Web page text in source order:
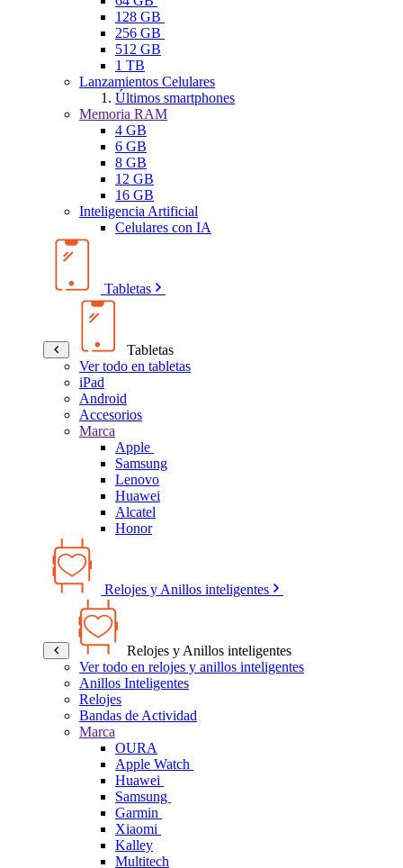
128 GB
256 GB
512 GB
1 TB
Lanzamientos Celulares
Últimos smartphones
Memoria RAM
4 GB
6 GB
8 GB
12 GB
16 GB
Inteligencia Artificial
Celulares con IA
Tabletas
Tabletas
Ver todo en tabletas
iPad
Android
Accesorios
Marca
Apple
Samsung
Lenovo
Huawei
Alcatel
Honor
Relojes y Anillos inteligentes
Relojes y Anillos inteligentes
Ver todo en relojes y anillos inteligentes
Anillos Inteligentes
Relojes
Bandas de Actividad
Marca
OURA
Apple Watch
Huawei
Samsung
Garmin
Xiaomi
Kalley
Multitech